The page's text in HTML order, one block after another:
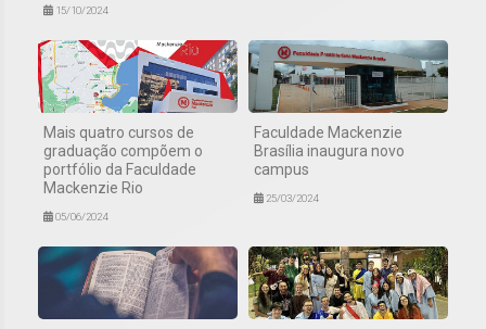
15/10/2024
Mais quatro cursos de
graduação compõem o
portfólio da Faculdade
Mackenzie Rio
05/06/2024
Faculdade Mackenzie
Brasília inaugura novo
campus
25/03/2024